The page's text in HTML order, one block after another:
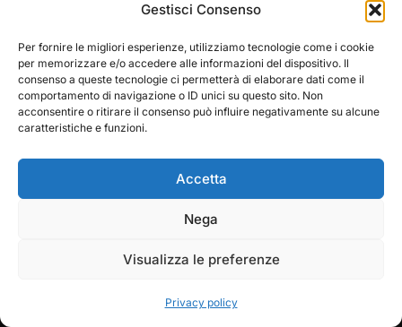
Gestisci Consenso
Per fornire le migliori esperienze, utilizziamo tecnologie come i cookie
per memorizzare e/o accedere alle informazioni del dispositivo. Il
consenso a queste tecnologie ci permetterà di elaborare dati come il
comportamento di navigazione o ID unici su questo sito. Non
acconsentire o ritirare il consenso può influire negativamente su alcune
caratteristiche e funzioni.
Accetta
Nega
Visualizza le preferenze
Privacy policy
Copyright © 2026 — Frasassi Climbing Festival. All
Rights Reserved